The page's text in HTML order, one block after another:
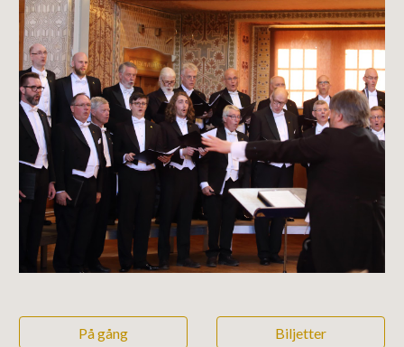
På gång Biljetter